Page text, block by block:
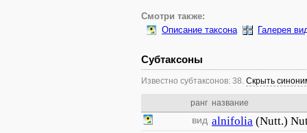
Смотри также:
Описание таксона
Галерея
Субтаксоны
Известно субтаксонов: 38. Скрыть
ранг название
вид alnifolia (Nutt.)